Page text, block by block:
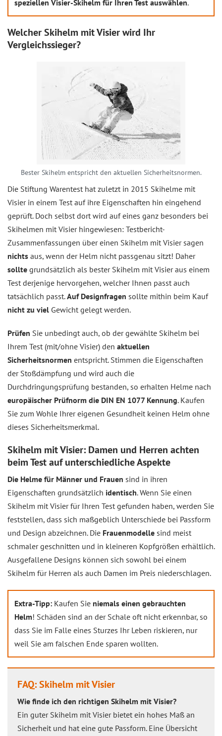
speziellen Visier-Skihelm für Ihren Test auswählen.
Welcher Skihelm mit Visier wird Ihr
Vergleichssieger?
Bester Skihelm entspricht den aktuellen Sicherheitsnormen.
Die Stiftung Warentest hat zuletzt in 2015 Skihelme mit
Visier in einem Test auf ihre Eigenschaften hin eingehend
geprüft. Doch selbst dort wird auf eines ganz besonders bei
Skihelmen mit Visier hingewiesen: Testbericht-
Zusammenfassungen über einen Skihelm mit Visier sagen
nichts aus, wenn der Helm nicht passgenau sitzt! Daher
sollte grundsätzlich als bester Skihelm mit Visier aus einem
Test derjenige hervorgehen, welcher Ihnen passt auch
tatsächlich passt.Auf Designfragen sollte mithin beim Kauf
nicht zu viel Gewicht gelegt werden.
Prüfen Sie unbedingt auch, ob der gewählte Skihelm bei
Ihrem Test (mit/ohne Visier) den aktuellen
Sicherheitsnormen entspricht. Stimmen die Eigenschaften
der Stoßdämpfung und wird auch die
Durchdringungsprüfung bestanden, so erhalten Helme nach
europäischer Prüfnorm die DIN EN 1077 Kennung. Kaufen
Sie zum Wohle Ihrer eigenen Gesundheit keinen Helm ohne
dieses Sicherheitsmerkmal.
Skihelm mit Visier: Damen und Herren achten
beim Test auf unterschiedliche Aspekte
Die Helme für Männer und Frauen sind in ihren
Eigenschaften grundsätzlich identisch. Wenn Sie einen
Skihelm mit Visier für Ihren Test gefunden haben, werden Sie
feststellen, dass sich maßgeblich Unterschiede bei Passform
und Design abzeichnen. Die Frauenmodelle sind meist
schmaler geschnitten und in kleineren Kopfgrößen erhältlich.
Ausgefallene Designs können sich sowohl bei einem
Skihelm für Herren als auch Damen im Preis niederschlagen.
Extra-Tipp: Kaufen Sie niemals einen gebrauchten
Helm! Schäden sind an der Schale oft nicht erkennbar, so
dass Sie im Falle eines Sturzes Ihr Leben riskieren, nur
weil Sie am falschen Ende sparen wollten.
FAQ: Skihelm mit Visier
Wie finde ich den richtigen Skihelm mit Visier?
Ein guter Skihelm mit Visier bietet ein hohes Maß an
Sicherheit und hat eine gute Passform. Eine Übersicht